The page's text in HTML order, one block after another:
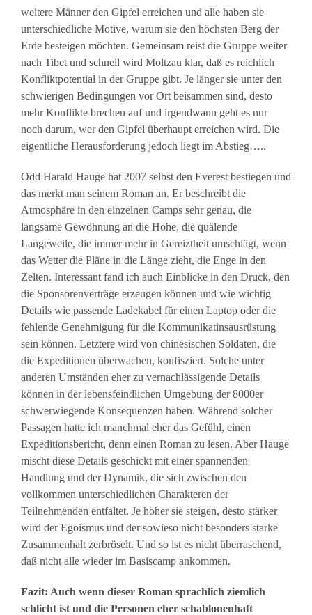
weitere Männer den Gipfel erreichen und alle haben sie
unterschiedliche Motive, warum sie den höchsten Berg der
Erde besteigen möchten. Gemeinsam reist die Gruppe weiter
nach Tibet und schnell wird Moltzau klar, daß es reichlich
Konfliktpotential in der Gruppe gibt. Je länger sie unter den
schwierigen Bedingungen vor Ort beisammen sind, desto
mehr Konflikte brechen auf und irgendwann geht es nur
noch darum, wer den Gipfel überhaupt erreichen wird. Die
eigentliche Herausforderung jedoch liegt im Abstieg…..
Odd Harald Hauge hat 2007 selbst den Everest bestiegen und
das merkt man seinem Roman an. Er beschreibt die
Atmosphäre in den einzelnen Camps sehr genau, die
langsame Gewöhnung an die Höhe, die quälende
Langeweile, die immer mehr in Gereiztheit umschlägt, wenn
das Wetter die Pläne in die Länge zieht, die Enge in den
Zelten. Interessant fand ich auch Einblicke in den Druck, den
die Sponsorenverträge erzeugen können und wie wichtig
Details wie passende Ladekabel für einen Laptop oder die
fehlende Genehmigung für die Kommunikatinsausrüstung
sein können. Letztere wird von chinesischen Soldaten, die
die Expeditionen überwachen, konfisziert. Solche unter
anderen Umständen eher zu vernachlässigende Details
können in der lebensfeindlichen Umgebung der 8000er
schwerwiegende Konsequenzen haben. Während solcher
Passagen hatte ich manchmal eher das Gefühl, einen
Expeditionsbericht, denn einen Roman zu lesen. Aber Hauge
mischt diese Details geschickt mit einer spannenden
Handlung und der Dynamik, die sich zwischen den
vollkommen unterschiedlichen Charakteren der
Teilnehmenden entfaltet. Je höher sie steigen, desto stärker
wird der Egoismus und der sowieso nicht besonders starke
Zusammenhalt zerbröselt. Und so ist es nicht überraschend,
daß nicht alle wieder im Basiscamp ankommen.
Fazit: Auch wenn dieser Roman sprachlich ziemlich
schlicht ist und die Personen eher schablonenhaft